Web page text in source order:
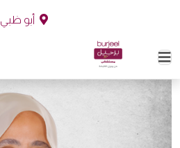
أبو ظبي